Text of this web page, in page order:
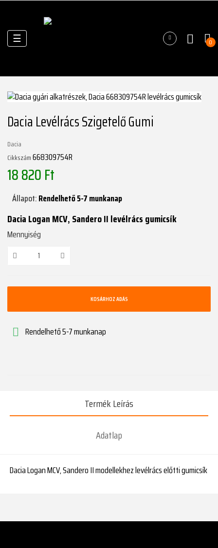
Váltás
a
☰ 0
Dacia Levélrács Szigetelő Gumi
Dacia
Cikkszám668309754R
18 820 Ft
Állapot:Rendelhető 5-7 munkanap
Dacia Logan MCV, Sandero II levélrács gumicsík
Mennyiség
KOSÁRHOZ ADÁS
 Rendelhető 5-7 munkanap
Termék Leírás
Adatlap
Dacia Logan MCV, Sandero II modellekhez levélrács előtti gumicsík